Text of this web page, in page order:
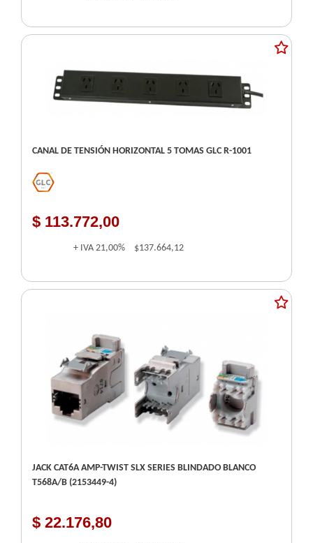
CANAL DE TENSIÓN HORIZONTAL 5 TOMAS GLC R-1001
$ 113.772,00
+ IVA 21,00% $137.664,12
JACK CAT6A AMP-TWIST SLX SERIES BLINDADO BLANCO
T568A/B (2153449-4)
$ 22.176,80